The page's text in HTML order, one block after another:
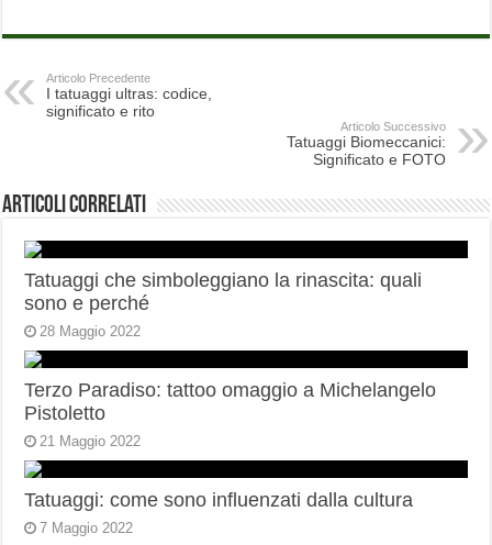
Articolo Precedente
I tatuaggi ultras: codice,
significato e rito
Articolo Successivo
Tatuaggi Biomeccanici:
Significato e FOTO
Articoli correlati
Tatuaggi che simboleggiano la rinascita: quali
sono e perché
28 Maggio 2022
Terzo Paradiso: tattoo omaggio a Michelangelo
Pistoletto
21 Maggio 2022
Tatuaggi: come sono influenzati dalla cultura
7 Maggio 2022